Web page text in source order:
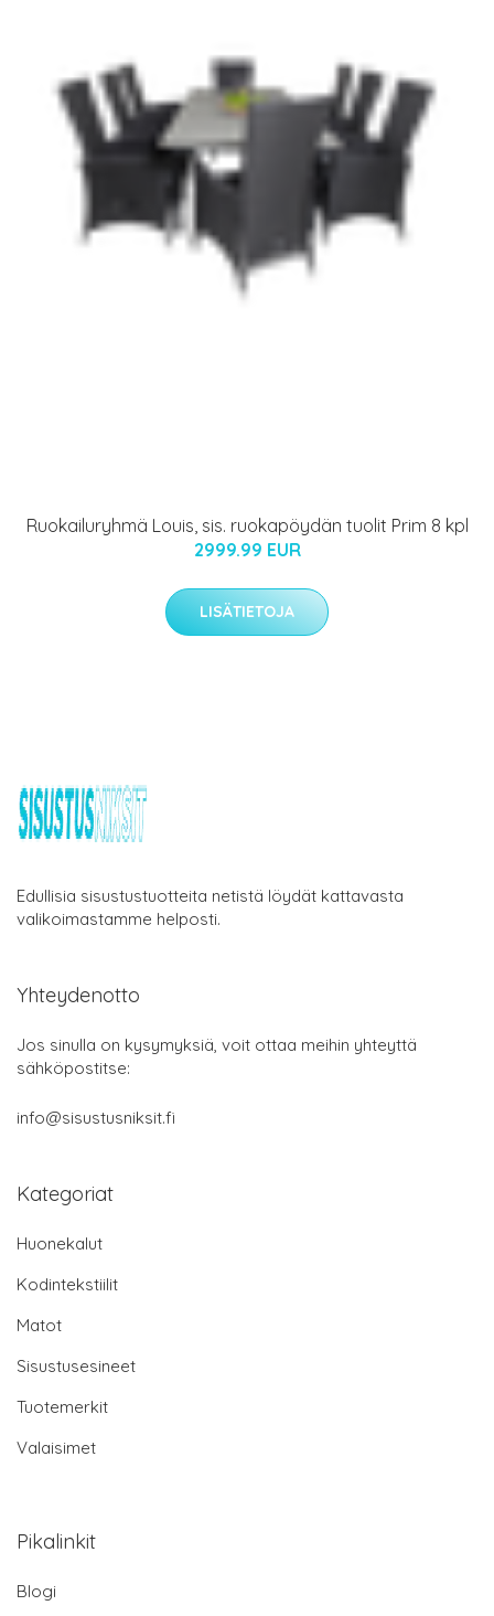
Ruokailuryhmä Louis, sis. ruokapöydän tuolit Prim 8 kpl
2999.99 EUR
LISÄTIETOJA
Edullisia sisustustuotteita netistä löydät kattavasta
valikoimastamme helposti.
Yhteydenotto
Jos sinulla on kysymyksiä, voit ottaa meihin yhteyttä
sähköpostitse:
info@sisustusniksit.fi
Kategoriat
Huonekalut
Kodintekstiilit
Matot
Sisustusesineet
Tuotemerkit
Valaisimet
Pikalinkit
Blogi